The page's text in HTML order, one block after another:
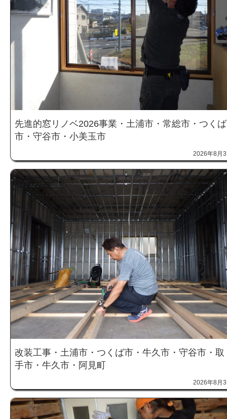
先進的窓リノベ2026事業・土浦市・常総市・つくば
市・守谷市・小美玉市
2026年8月
改装工事・土浦市・つくば市・牛久市・守谷市・取
手市・牛久市・阿見町
2026年8月